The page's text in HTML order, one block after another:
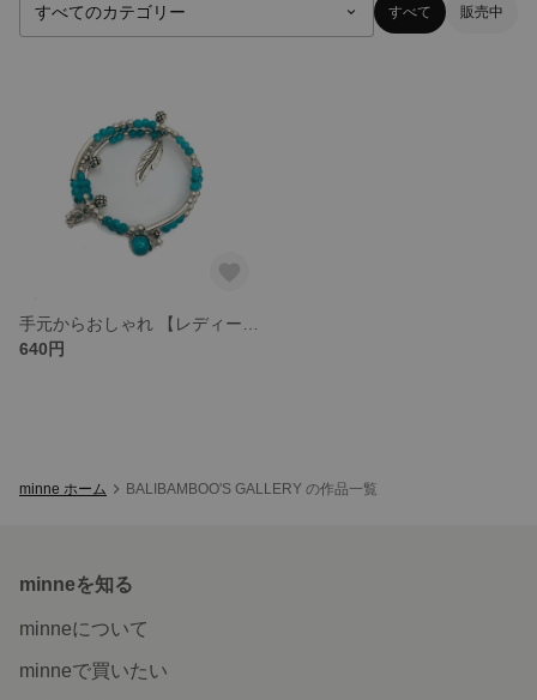
すべて 販売中
640円
minne ホーム BALIBAMBOO'S GALLERY の作品一覧
minneを知る
minneについて
minneで買いたい